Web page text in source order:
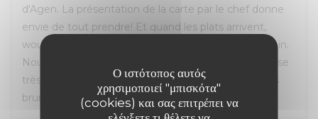
Ο ιστότοπος αυτός
χρησιμοποιεί "μπισκότα"
(cookies) και σας επιτρέπει να
d'Agen. La présentation de la carte par le chef donne
envie de tout prendre! Et quand les plats arrivent,
wouaaaa un délice, cuisinés avec passion c'est certain.
Nous nous sommes régalés du début à la fin. Terrasse
très agréable malgré la chaleur avec les ventilateurs
brumisateur.